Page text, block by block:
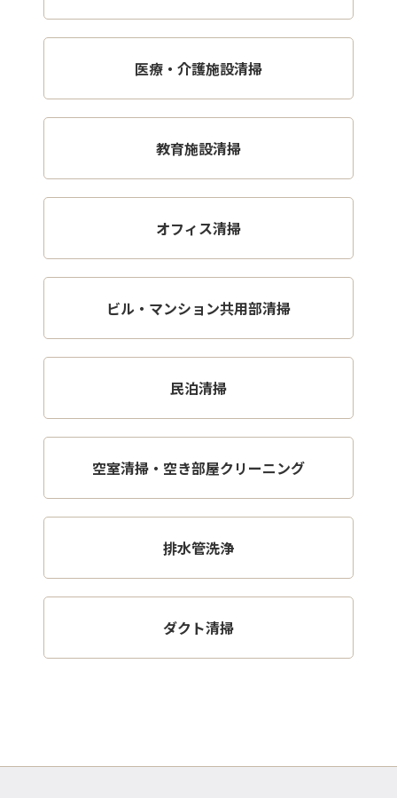
医療・介護施設清掃
教育施設清掃
オフィス清掃
ビル・マンション共用部清掃
民泊清掃
空室清掃・空き部屋クリーニング
排水管洗浄
ダクト清掃